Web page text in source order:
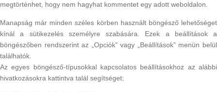
megtörténhet, hogy nem hagyhat kommentet egy adott weboldalon.
Manapság már minden széles körben használt böngésző lehetőséget
kínál a sütikezelés személyre szabására. Ezek a beállítások a
böngészőben rendszerint az „Opciók” vagy „Beállítások” menün belül
találhatók.
Az egyes böngésző-típusokkal kapcsolatos beállításokhoz az alábbi
hivatkozásokra kattintva talál segítséget: